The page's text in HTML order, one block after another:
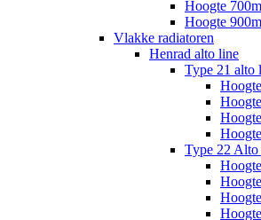
Hoogte
Hoogte
Vlakke radiatoren
Henrad alto line
Type 21 alto
Type 22 Alto